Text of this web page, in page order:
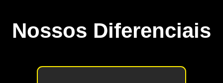
Nossos Diferenciais